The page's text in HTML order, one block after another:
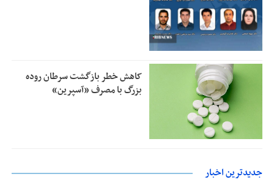
کاهش خطر بازگشت سرطان روده
بزرگ با مصرف «آسپرین»
جدیدترین اخبار